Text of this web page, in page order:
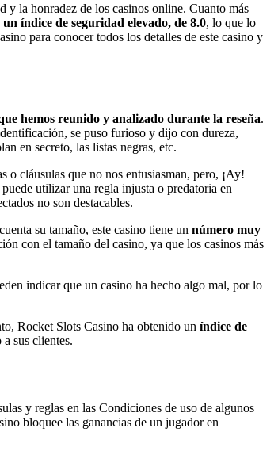
y la honradez de los casinos online. Cuanto más
índice de seguridad elevado, de 8.0, lo que lo
para conocer todos los detalles de este casino y
hemos reunido y analizado durante la reseña.
se puso furioso y dijo con dureza,
en secreto, las listas negras, etc.
o cláusulas que no nos entusiasman, pero, ¡Ay!
utilizar una regla injusta o predatoria en
no son destacables.
su tamaño, este casino tiene un número muy
con el tamaño del casino, ya que los casinos más
indicar que un casino ha hecho algo mal, por lo
Rocket Slots Casino ha obtenido un índice de
sus clientes.
y reglas en las Condiciones de uso de algunos
bloquee las ganancias de un jugador en